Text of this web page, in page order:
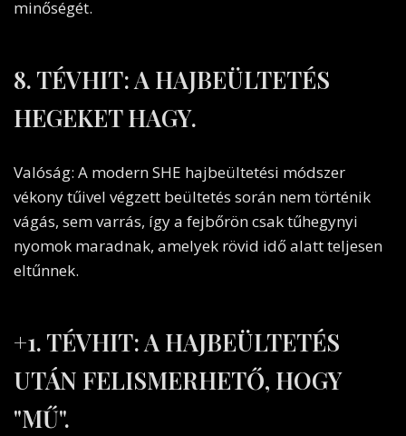
minőségét.
8. TÉVHIT: A HAJBEÜLTETÉS
HEGEKET HAGY.
Valóság: A modern SHE hajbeültetési módszer
vékony tűivel végzett beültetés során nem történik
vágás, sem varrás, így a fejbőrön csak tűhegynyi
nyomok maradnak, amelyek rövid idő alatt teljesen
eltűnnek.
+1. TÉVHIT: A HAJBEÜLTETÉS
UTÁN FELISMERHETŐ, HOGY
"MŰ".